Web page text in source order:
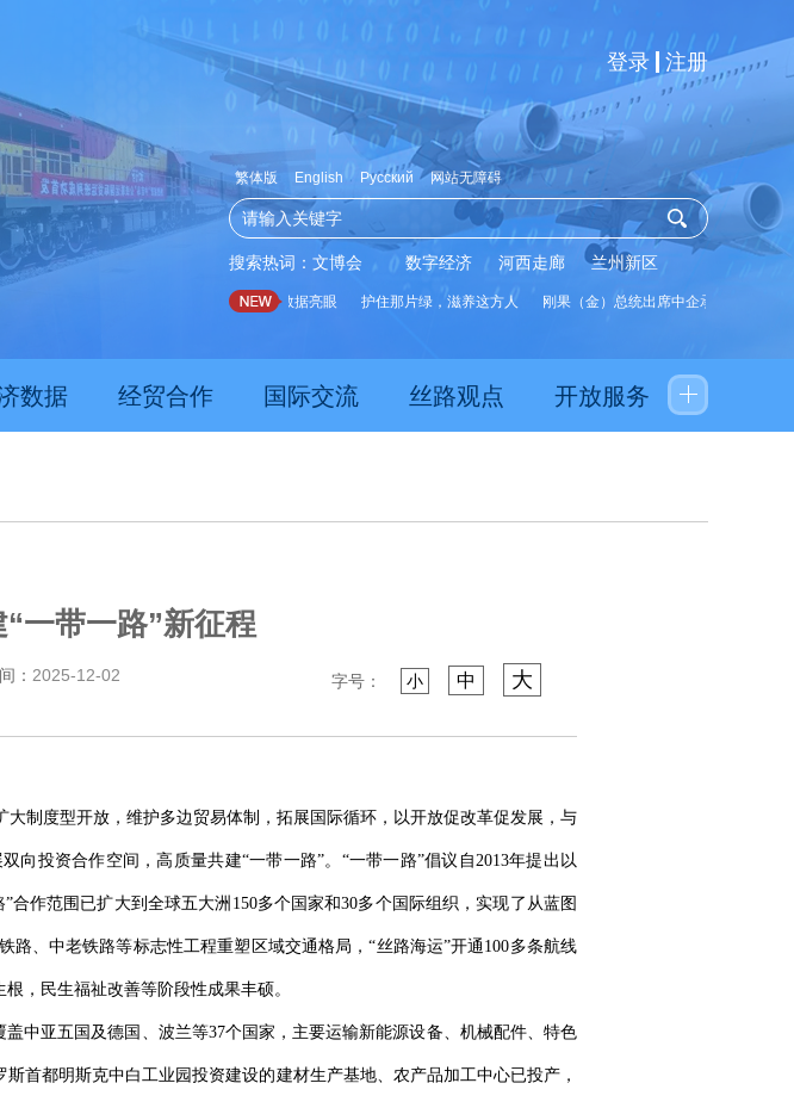
登录 注册
繁体版 English Русский 网站无障碍
搜索热词： 文博会 数字经济 河西走廊 兰州新区
向好发展 甘肃上半年新质生产力发展数据亮眼 护住那片绿，滋养这方人 刚果（金）总统出席中企承建水厂启用仪式
数据 经贸合作 国际交流 丝路观点 开放服务
一带一路”新征程
： 2025-12-02 字号： 小 中 大
制度型开放，维护多边贸易体制，拓展国际循环，以开放促改革促发展，与
投资合作空间，高质量共建“一带一路”。“一带一路”倡议自2013年提出以
作范围已扩大到全球五大洲150多个国家和30多个国际组织，实现了从蓝图
、中老铁路等标志性工程重塑区域交通格局，“丝路海运”开通100多条航线
，民生福祉改善等阶段性成果丰硕。
中亚五国及德国、波兰等37个国家，主要运输新能源设备、机械配件、特色
首都明斯克中白工业园投资建设的建材生产基地、农产品加工中心已投产，